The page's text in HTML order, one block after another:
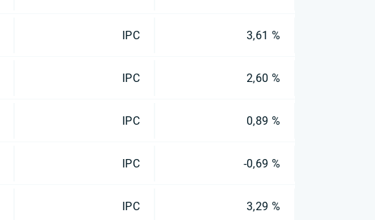
IPC 3,61 %
IPC 2,60 %
IPC 0,89 %
IPC -0,69 %
IPC 3,29 %